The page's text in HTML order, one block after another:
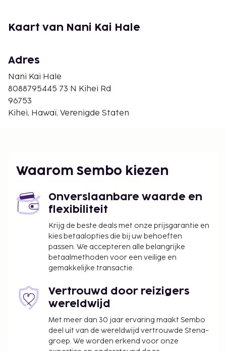
Kaart van Nani Kai Hale
Adres
Nani Kai Hale
8088795445 73 N Kihei Rd
96753
Kihei, Hawaï, Verenigde Staten
Waarom Sembo kiezen
Onverslaanbare waarde en
flexibiliteit
Krijg de beste deals met onze prijsgarantie en
kies betaalopties die bij uw behoeften
passen. We accepteren alle belangrijke
betaalmethoden voor een veilige en
gemakkelijke transactie.
Vertrouwd door reizigers
wereldwijd
Met meer dan 30 jaar ervaring maakt Sembo
deel uit van de wereldwijd vertrouwde Stena-
groep. We worden erkend voor onze